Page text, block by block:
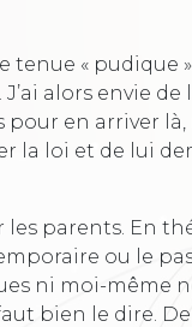
tenue «
alors envie
en arriver là,
la loi et de lui
parents. En
ou le
ni moi-même
bien le dire.